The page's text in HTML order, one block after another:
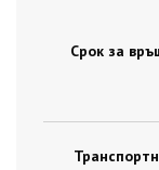
Срок за